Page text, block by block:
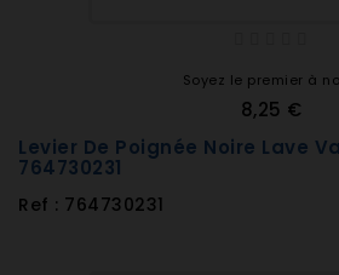
Soyez le premier à
8,25 €
Levier De Poignée Noire Lave
764730231
Ref : 764730231